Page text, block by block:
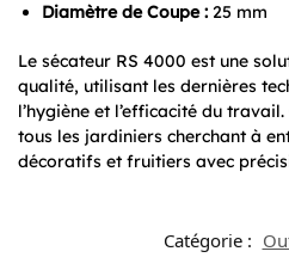
Diamètre de Coupe : 25 mm
Le sécateur RS 4000 est une
qualité, utilisant les dernières
l’hygiène et l’efficacité du
tous les jardiniers cherchant à
décoratifs et fruitiers avec
Catégorie :